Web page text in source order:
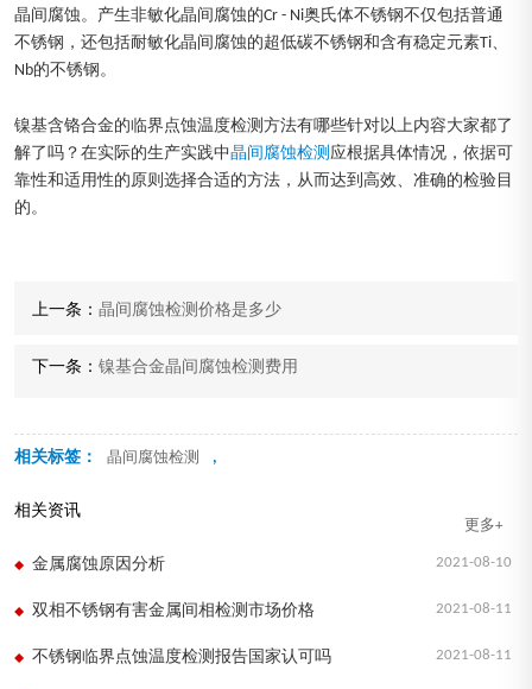
晶间腐蚀。产生非敏化晶间腐蚀的Cr - Ni奥氏体不锈钢不仅包括普通
不锈钢，还包括耐敏化晶间腐蚀的超低碳不锈钢和含有稳定元素Ti、
Nb的不锈钢。
镍基含铬合金的临界点蚀温度检测方法有哪些针对以上内容大家都了
解了吗？在实际的生产实践中晶间腐蚀检测 应根据具体情况，依据可
靠性和适用性的原则选择合适的方法，从而达到高效、准确的检验目
的。
上一条： 晶间腐蚀检测价格是多少
下一条： 镍基合金晶间腐蚀检测费用
相关标签： 晶间腐蚀检测 ,
相关资讯
更多+
2021-08-10
金属腐蚀原因分析
2021-08-11
双相不锈钢有害金属间相检测市场价格
2021-08-11
不锈钢临界点蚀温度检测报告国家认可吗